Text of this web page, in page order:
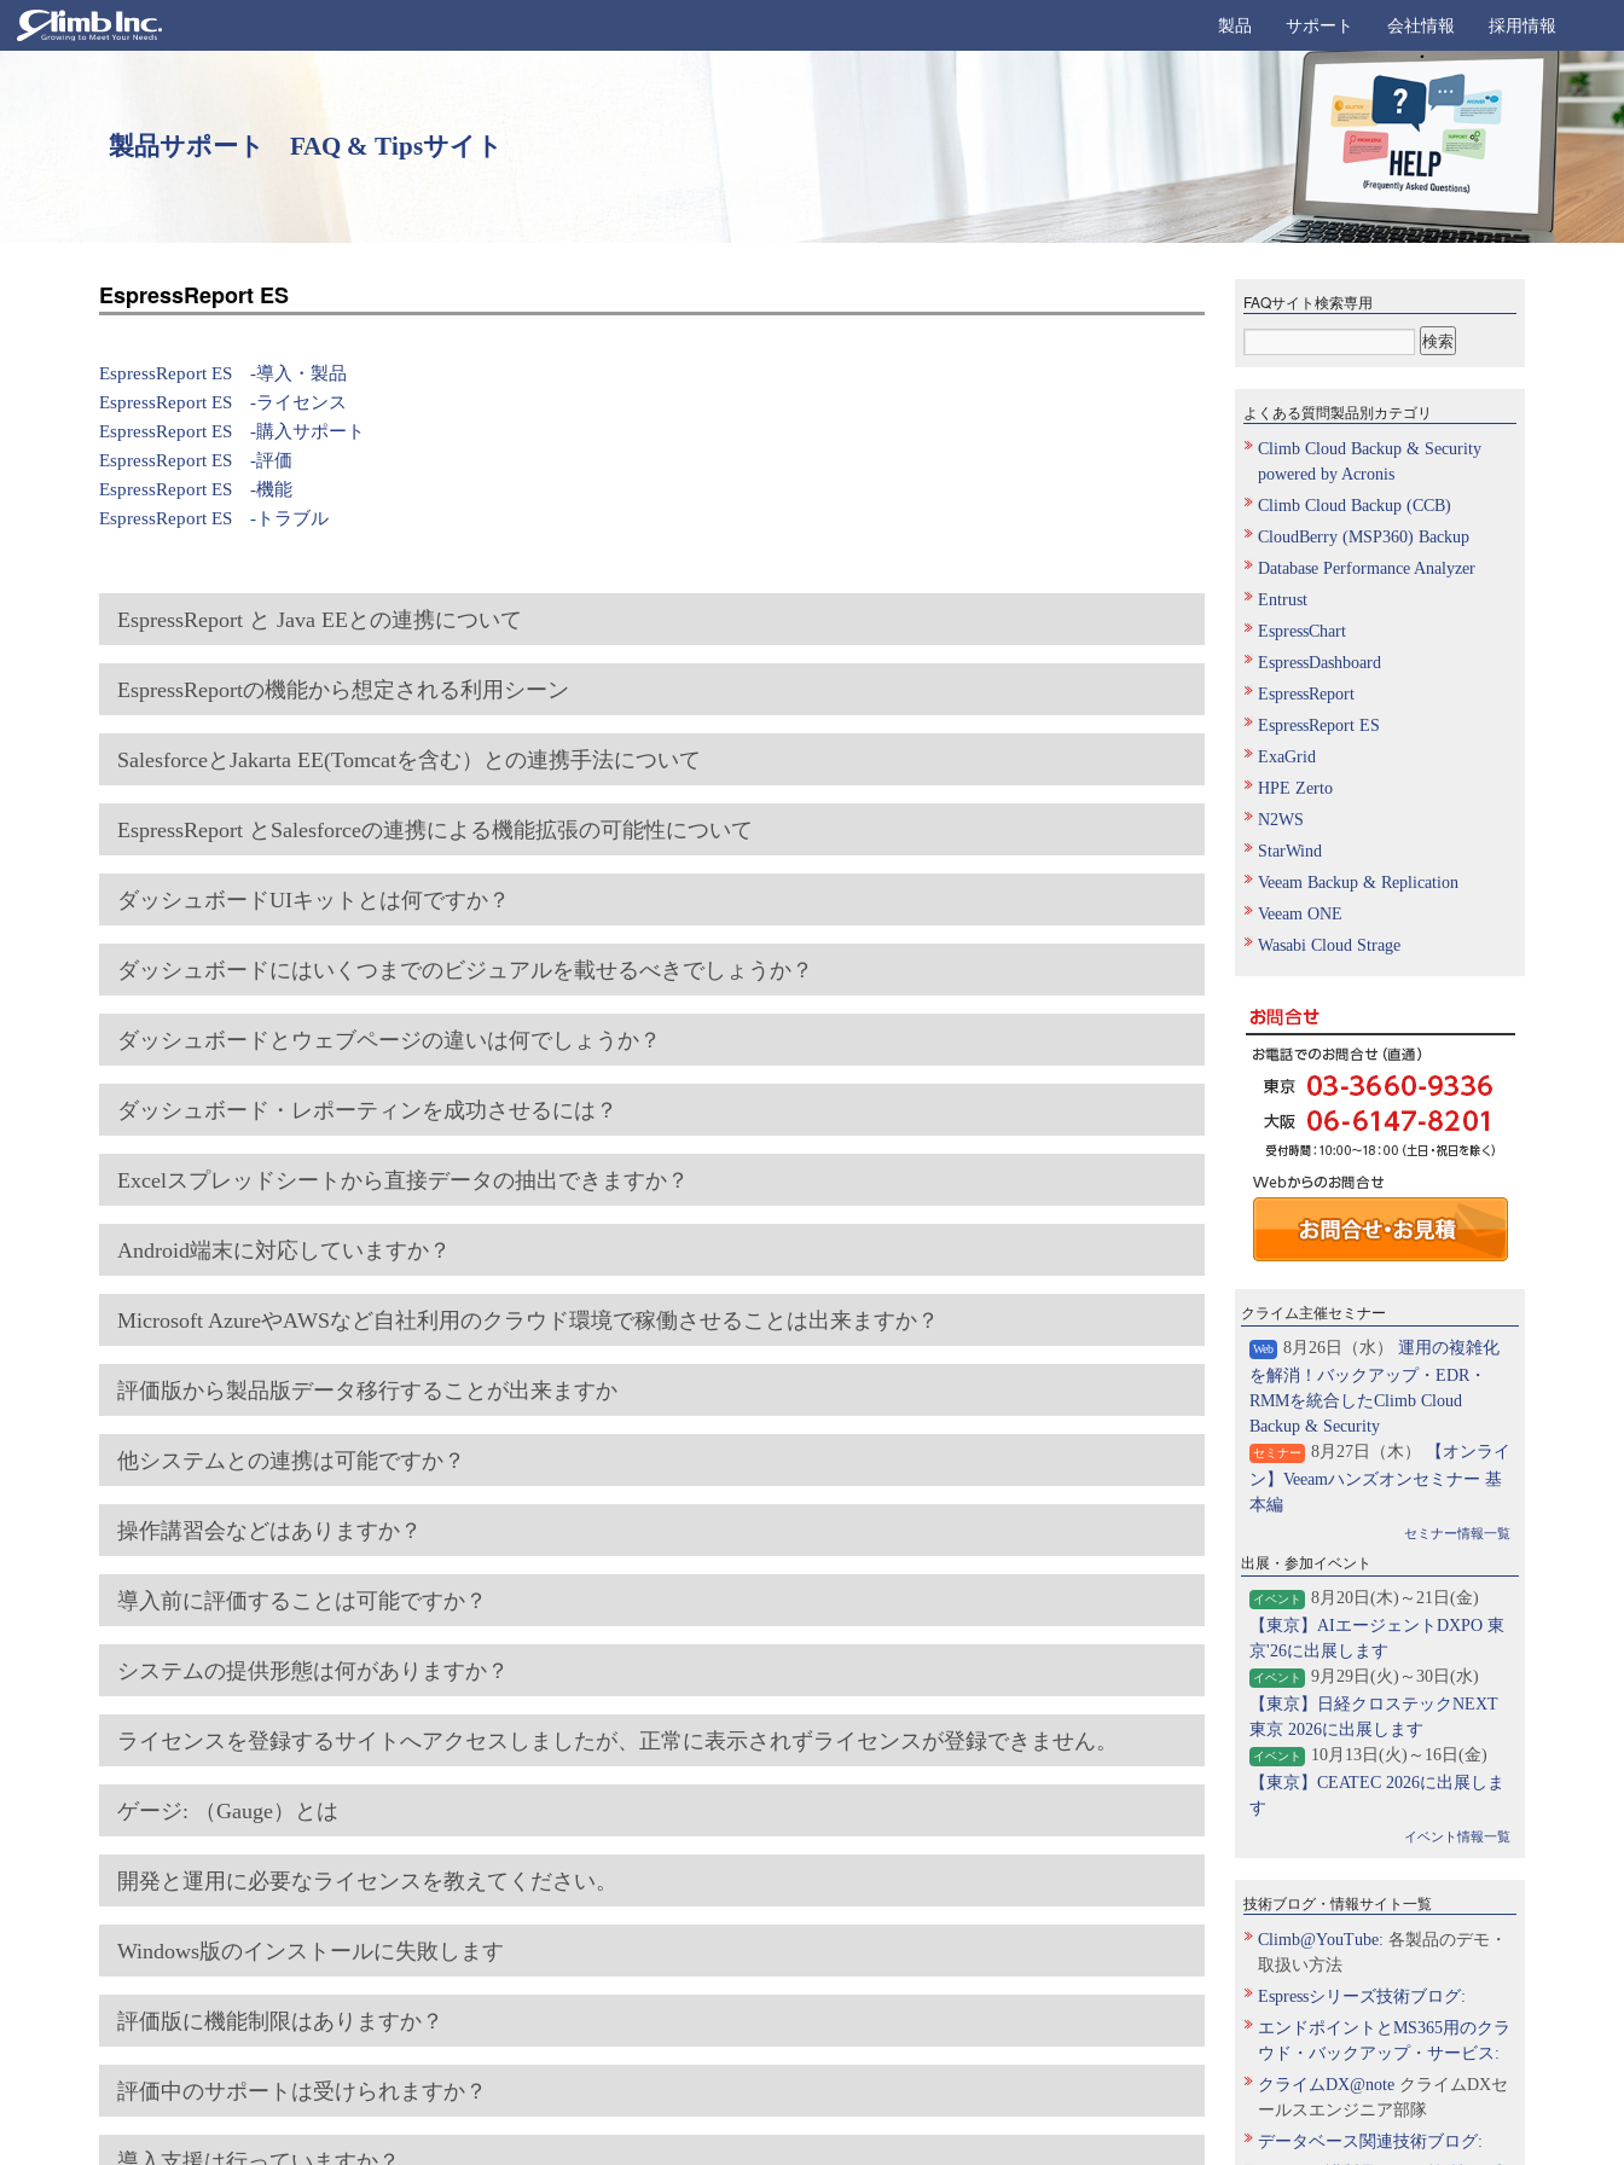
製品 サポート 会社情報 採用情報
製品サポート FAQ & Tipsサイト
EspressReport ES
EspressReport ES -導入・製品
EspressReport ES -ライセンス
EspressReport ES -購入サポート
EspressReport ES -評価
EspressReport ES -機能
EspressReport ES -トラブル
EspressReport と Java EEとの連携について
EspressReportの機能から想定される利用シーン
SalesforceとJakarta EE(Tomcatを含む）との連携手法について
EspressReport とSalesforceの連携による機能拡張の可能性について
ダッシュボードUIキットとは何ですか？
ダッシュボードにはいくつまでのビジュアルを載せるべきでしょうか？
ダッシュボードとウェブページの違いは何でしょうか？
ダッシュボード・レポーティンを成功させるには？
Excelスプレッドシートから直接データの抽出できますか？
Android端末に対応していますか？
Microsoft AzureやAWSなど自社利用のクラウド環境で稼働させることは出来ますか？
評価版から製品版データ移行することが出来ますか
他システムとの連携は可能ですか？
操作講習会などはありますか？
導入前に評価することは可能ですか？
システムの提供形態は何がありますか？
ライセンスを登録するサイトへアクセスしましたが、正常に表示されずライセンスが登録できません。
ゲージ: （Gauge）とは
開発と運用に必要なライセンスを教えてください。
Windows版のインストールに失敗します
評価版に機能制限はありますか？
評価中のサポートは受けられますか？
FAQサイト検索専用
よくある質問製品別カテゴリ
Climb Cloud Backup & Security
powered by Acronis
Climb Cloud Backup (CCB)
CloudBerry (MSP360) Backup
Database Performance Analyzer
Entrust
EspressChart
EspressDashboard
EspressReport
EspressReport ES
ExaGrid
HPE Zerto
N2WS
StarWind
Veeam Backup & Replication
Veeam ONE
Wasabi Cloud Strage
クライム主催セミナー
Web 8月26日（水） 運用の複雑化
を解消！バックアップ・EDR・
RMMを統合したClimb Cloud
Backup & Security
セミナー 8月27日（木）
【オンライ
ン】Veeamハンズオンセミナー 基
本編
セミナー情報一覧
出展・参加イベント
イベント
8月20日(木)～21日(金)
【東京】AIエージェントDXPO 東
京'26に出展します
イベント
9月29日(火)～30日(水)
【東京】日経クロステックNEXT
東京 2026に出展します
イベント
10月13日(火)～16日(金)
【東京】CEATEC 2026に出展しま
す
イベント情報一覧
技術ブログ・情報サイト一覧
Climb@YouTube: 各製品のデモ・
取扱い方法
Espressシリーズ技術ブログ:
エンドポイントとMS365用のクラ
ウド・バックアップ・サービス:
クライムDX@note クライムDXセ
ールスエンジニア部隊
データベース関連技術ブログ: